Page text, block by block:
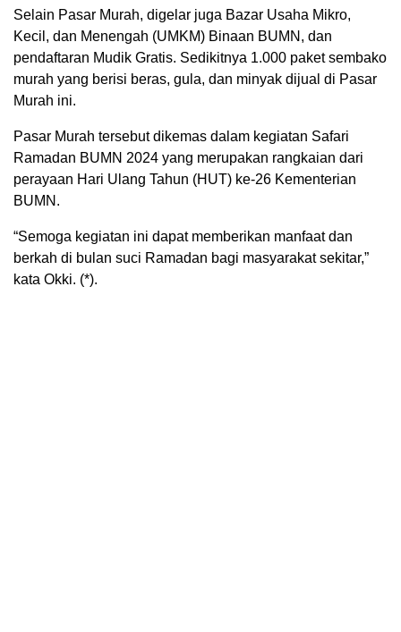
Selain Pasar Murah, digelar juga Bazar Usaha Mikro,
Kecil, dan Menengah (UMKM) Binaan BUMN, dan
pendaftaran Mudik Gratis. Sedikitnya 1.000 paket sembako
murah yang berisi beras, gula, dan minyak dijual di Pasar
Murah ini.
Pasar Murah tersebut dikemas dalam kegiatan Safari
Ramadan BUMN 2024 yang merupakan rangkaian dari
perayaan Hari Ulang Tahun (HUT) ke-26 Kementerian
BUMN.
“Semoga kegiatan ini dapat memberikan manfaat dan
berkah di bulan suci Ramadan bagi masyarakat sekitar,”
kata Okki. (*).